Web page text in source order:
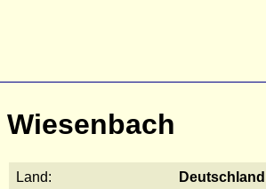
Wiesenbach
Land: Deutschland